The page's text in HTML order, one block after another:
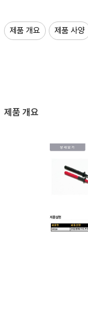
제품 개요 제품 사양
제품 개요